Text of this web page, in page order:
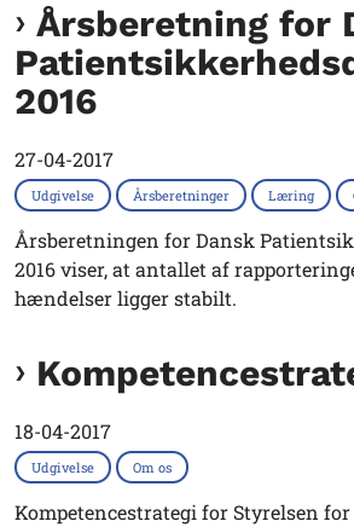
Årsberetning for
2016
27-04-2017
Udgivelse Årsberetninger Læring
Årsberetningen for Dansk
2016 viser, at antallet af
hændelser ligger stabilt.
18-04-2017
Udgivelse Om os
Kompetencestrategi for Styrelsen